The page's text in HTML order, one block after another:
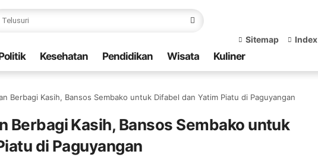
Sitemap Index
Kesehatan Pendidikan Wisata Kuliner
Berbagi Kasih, Bansos Sembako untuk Difabel dan Yatim Piatu di Paguyangan
Berbagi Kasih, Bansos Sembako untuk
di Paguyangan